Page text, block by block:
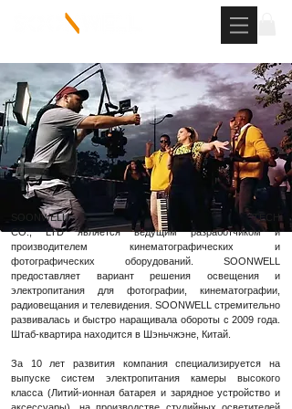
SOONWELL TECH
CO., LTD является ведущим разработчиком и
производителем кинематографических и
фотографических оборудований. SOONWELL
предоставляет вариант решения освещения и
электропитания для фотографии, кинематографии,
радиовещания и телевидения. SOONWELL стремительно
развивалась и быстро наращивала обороты с 2009 года.
Штаб-квартира находится в Шэньчжэне, Китай.
За 10 лет развития компания специализируется на
выпуске систем электропитания камеры высокого
класса (Литий-ионная батарея и зарядное устройство и